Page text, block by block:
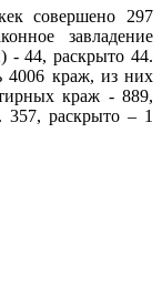
совершено 297
завладение
- 44, раскрыто 44.
4006 краж, из них
краж - 889,
раскрыто – 1